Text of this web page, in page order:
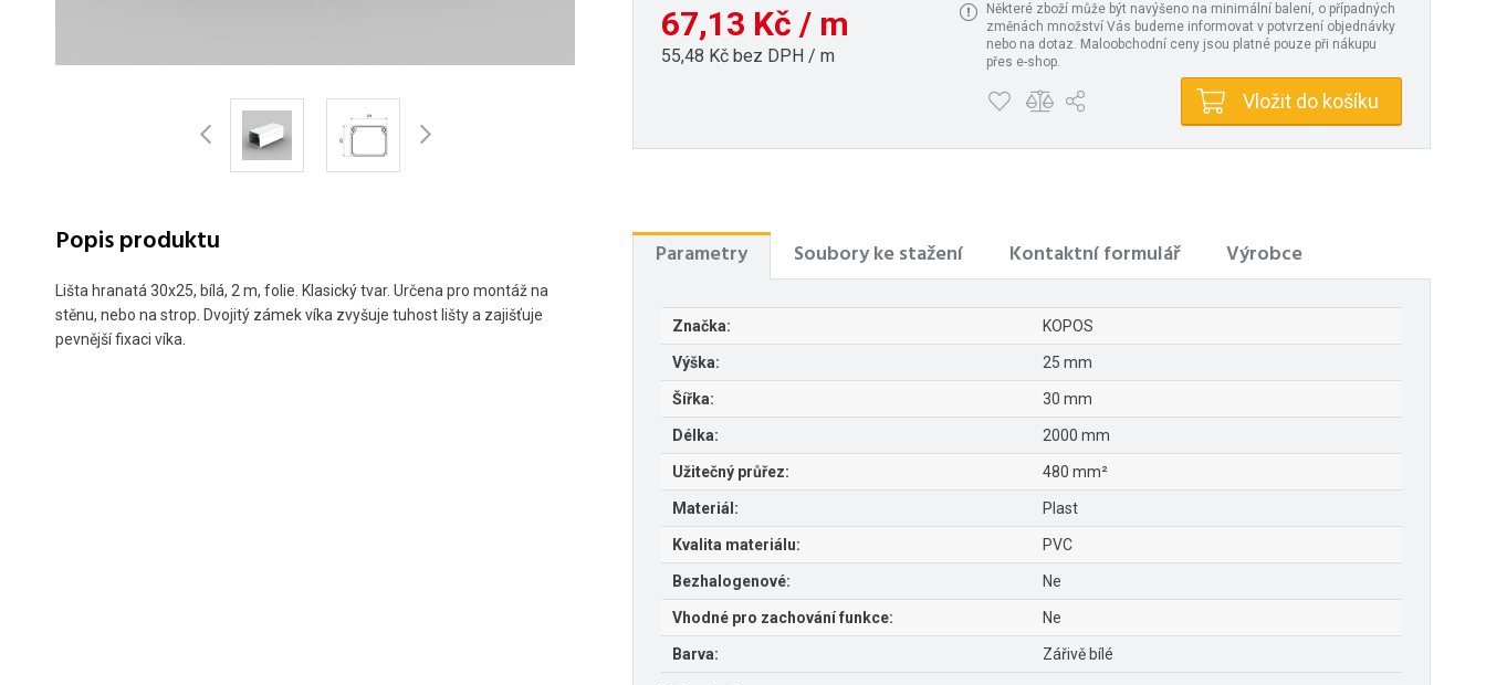
Popis produktu
Lišta hranatá 30x25, bílá, 2 m, folie. Klasický tvar. Určena pro montáž na
stěnu, nebo na strop. Dvojitý zámek víka zvyšuje tuhost lišty a zajišťuje
pevnější fixaci víka.
67,13 Kč / m
55,48 Kč bez DPH / m
Některé zboží může být navýšeno na minimální balení, o případných
změnách množství Vás budeme informovat v potvrzení objednávky
nebo na dotaz. Maloobchodní ceny jsou platné pouze při nákupu
přes e-shop.
Vložit do košíku
Parametry Soubory ke stažení Kontaktní formulář Výrobce
Značka: KOPOS
Výška: 25 mm
Šířka: 30 mm
Délka: 2000 mm
Užitečný průřez: 480 mm²
Materiál: Plast
Kvalita materiálu: PVC
Bezhalogenové: Ne
Vhodné pro zachování funkce: Ne
Barva: Zářivě bílé